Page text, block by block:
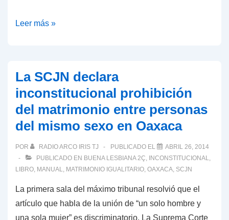
Celebran
Reclusorios
Del
DF
Leer más »
La SCJN declara
inconstitucional prohibición
del matrimonio entre personas
del mismo sexo en Oaxaca
POR RADIO ARCO IRIS TJ PUBLICADO EL
ABRIL 26, 2014
PUBLICADO EN BUENA LESBIANA 2Ç, INCONSTITUCIONAL,
LIBRO, MANUAL, MATRIMONIO IGUALITARIO, OAXACA, SCJN
La primera sala del máximo tribunal resolvió que el
artículo que habla de la unión de “un solo hombre y
una sola mujer” es discriminatorio. La Suprema Corte